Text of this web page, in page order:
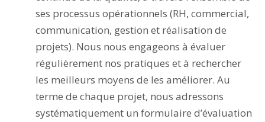
ses processus opérationnels (RH, commercial,
communication, gestion et réalisation de
projets). Nous nous engageons à évaluer
régulièrement nos pratiques et à rechercher
les meilleurs moyens de les améliorer. Au
terme de chaque projet, nous adressons
systématiquement un formulaire d’évaluation